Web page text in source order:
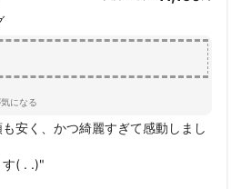
をして貰いました。
戻した時、排水ホースが捻れたま
因てした。
したが、綺麗に洗濯ができていま
になる
安く、かつ綺麗すぎて感動しまし
す( . .)"